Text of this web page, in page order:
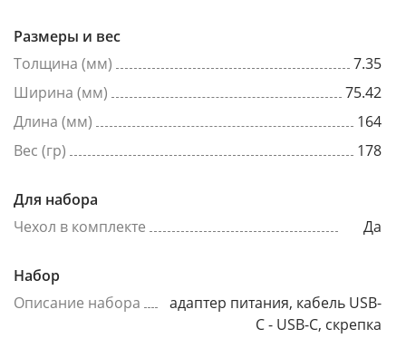
Размеры и вес
Толщина (мм)
7.35
Ширина (мм)
75.42
Длина (мм)
164
Вес (гр)
178
Для набора
Чехол в комплекте
Да
Набор
Описание набора
адаптер питания, кабель USB-
C - USB-C, скрепка